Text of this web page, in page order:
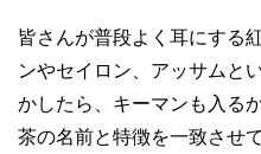
皆さんが普段よく耳にする
ンやセイロン、アッサムと
かしたら、キーマンも入る
茶の名前と特徴を一致させ